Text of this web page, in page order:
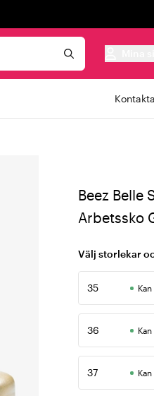
Beez Belle
Arbetssko
Välj storlekar
35
36
37